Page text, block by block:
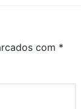
com *